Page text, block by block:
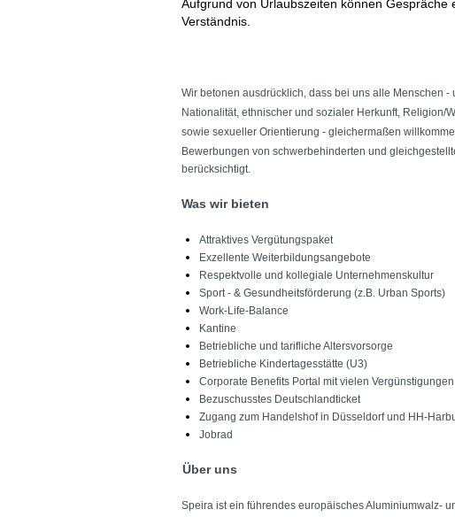
Aufgrund von Urlaubszeiten können
Verständnis.
Wir betonen ausdrücklich, dass bei uns alle Menschen
Nationalität, ethnischer und sozialer Herkunft, Religion/
sowie sexueller Orientierung - gleichermaßen
Bewerbungen von schwerbehinderten und
berücksichtigt.
Was wir bieten
Attraktives Vergütungspaket
Exzellente Weiterbildungsangebote
Respektvolle und kollegiale Unternehmenskultur
Sport - & Gesundheitsförderung (z.B. Urban Sports)
Work-Life-Balance
Kantine
Betriebliche und tarifliche Altersvorsorge
Betriebliche Kindertagesstätte (U3)
Corporate Benefits Portal mit vielen Vergünstigungen
Bezuschusstes Deutschlandticket
Zugang zum Handelshof in Düsseldorf und HH-
Jobrad
Über uns
Speira ist ein führendes europäisches Aluminiumwalz-